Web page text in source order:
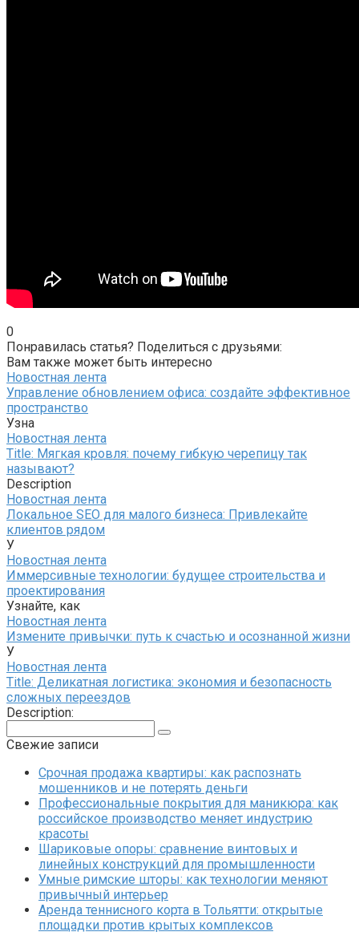
0
Понравилась статья? Поделиться с друзьями:
Вам также может быть интересно
Новостная лента
Управление обновлением офиса: создайте эффективное
пространство
Узна
Новостная лента
Title: Мягкая кровля: почему гибкую черепицу так
называют?
Description
Новостная лента
Локальное SEO для малого бизнеса: Привлекайте
клиентов рядом
У
Новостная лента
Иммерсивные технологии: будущее строительства и
проектирования
Узнайте, как
Новостная лента
Измените привычки: путь к счастью и осознанной жизни
У
Новостная лента
Title: Деликатная логистика: экономия и безопасность
сложных переездов
Description:
Свежие записи
Срочная продажа квартиры: как распознать
мошенников и не потерять деньги
Профессиональные покрытия для маникюра: как
российское производство меняет индустрию
красоты
Шариковые опоры: сравнение винтовых и
линейных конструкций для промышленности
Умные римские шторы: как технологии меняют
привычный интерьер
Аренда теннисного корта в Тольятти: открытые
площадки против крытых комплексов